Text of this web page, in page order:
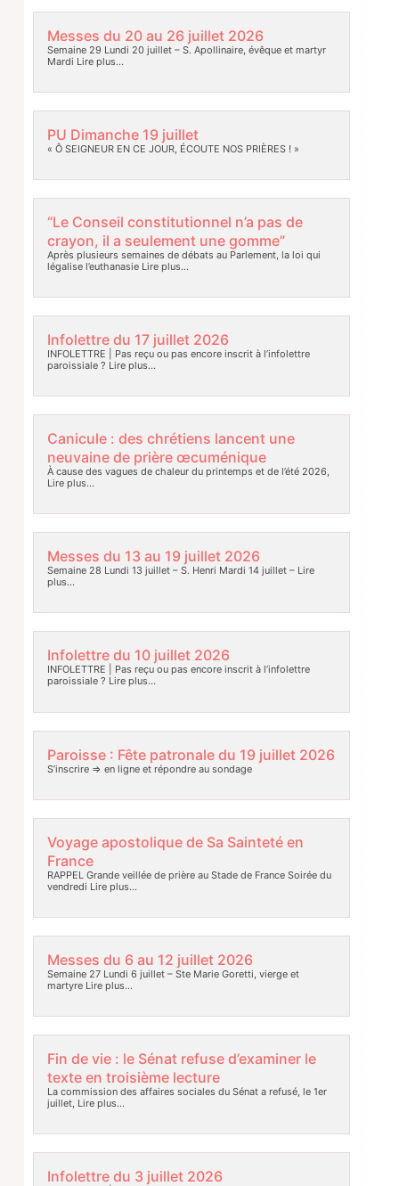
Messes du 20 au 26 juillet 2026
Semaine 29 Lundi 20 juillet – S. Apollinaire, évêque et martyr
Mardi Lire plus…
PU Dimanche 19 juillet
« Ô SEIGNEUR EN CE JOUR, ÉCOUTE NOS PRIÈRES ! »
“Le Conseil constitutionnel n’a pas de
crayon, il a seulement une gomme”
Après plusieurs semaines de débats au Parlement, la loi qui
légalise l’euthanasieLire plus…
Infolettre du 17 juillet 2026
INFOLETTRE | Pas reçu ou pas encore inscrit à l’infolettre
paroissiale ? Lire plus…
Canicule : des chrétiens lancent une
neuvaine de prière œcuménique
À cause des vagues de chaleur du printemps et de l’été 2026,
Lire plus…
Messes du 13 au 19 juillet 2026
Semaine 28 Lundi 13 juillet – S. Henri Mardi 14 juillet –Lire
plus…
Infolettre du 10 juillet 2026
INFOLETTRE | Pas reçu ou pas encore inscrit à l’infolettre
paroissiale ? Lire plus…
Paroisse : Fête patronale du 19 juillet 2026
S’inscrire => en ligne et répondre au sondage
Voyage apostolique de Sa Sainteté en
France
RAPPEL Grande veillée de prière au Stade de France Soirée du
vendredi Lire plus…
Messes du 6 au 12 juillet 2026
Semaine 27 Lundi 6 juillet – Ste Marie Goretti, vierge et
martyreLire plus…
Fin de vie : le Sénat refuse d’examiner le
texte en troisième lecture
La commission des affaires sociales du Sénat a refusé, le 1er
juillet, Lire plus…
Infolettre du 3 juillet 2026